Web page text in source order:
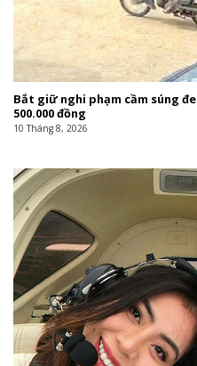
Bắt giữ nghi phạm cầm súng
500.000 đồng
10 Tháng 8, 2026